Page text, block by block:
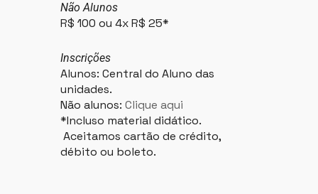
Não Alunos
R$ 100 ou 4x R$ 25*
Inscrições
Alunos: Central do Aluno das
unidades.
Não alunos: Clique aqui
*Incluso material didático.
Aceitamos cartão de crédito,
débito ou boleto.